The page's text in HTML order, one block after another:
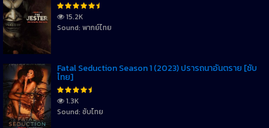
15.2K
Sound: พากย์ไทย
Fatal Seduction Season 1 (2023) ปรารถนาอันตราย [ซับ
ไทย]
1.3K
Sound: ซับไทย